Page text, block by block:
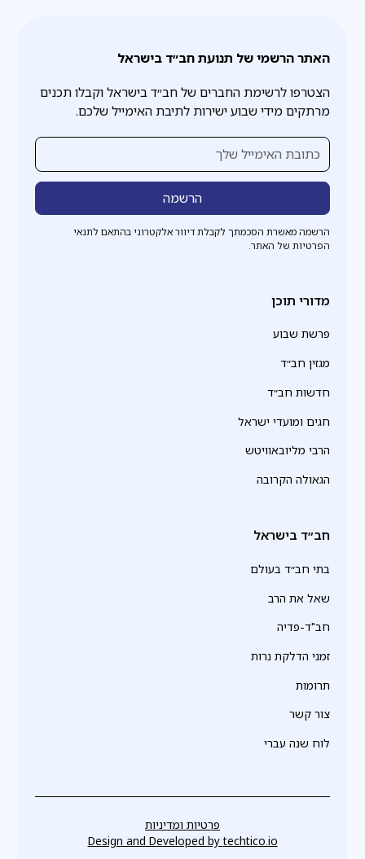
האתר הרשמי של תנועת חב״ד בישראל
הצטרפו לרשימת החברים של חב״ד בישראל וקבלו תכנים
מרתקים מידי שבוע ישירות לתיבת האימייל שלכם.
הרשמה מאשרת הסכמתך לקבלת דיוור אלקטרוני בהתאם לתנאי
הפרטיות של האתר.
מדורי תוכן
פרשת שבוע
מגזין חב״ד
חדשות חב״ד
חגים ומועדי ישראל
הרבי מליובאוויטש
הגאולה הקרובה
חב״ד בישראל
בתי חב״ד בעולם
שאל את הרב
חב"ד-פדיה
זמני הדלקת נרות
תרומות
צור קשר
לוח שנה עברי
פרטיות ומדיניות
Design and Developed bytechtico.io